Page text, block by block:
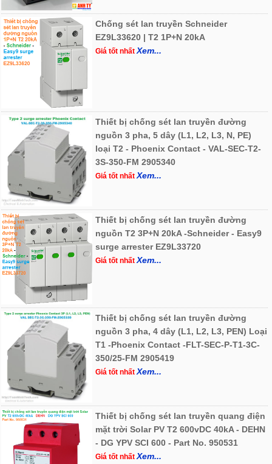
Chống sét lan truyền Schneider
EZ9L33620 | T2 1P+N 20kA
Giá tốt nhấtXem...
Thiết bị chống sét lan truyền đường
nguồn 3 pha, 5 dây (L1, L2, L3, N, PE)
loại T2 - Phoenix Contact - VAL-SEC-T2-
3S-350-FM 2905340
Giá tốt nhấtXem...
Thiết bị chống sét lan truyền đường
nguồn T2 3P+N 20kA -Schneider - Easy9
surge arrester EZ9L33720
Giá tốt nhấtXem...
Thiết bị chống sét lan truyền đường
nguồn 3 pha, 4 dây (L1, L2, L3, PEN) Loại
T1 -Phoenix Contact -FLT-SEC-P-T1-3C-
350/25-FM 2905419
Giá tốt nhấtXem...
Thiết bị chống sét lan truyền quang điện
mặt trời Solar PV T2 600vDC 40kA - DEHN
- DG YPV SCI 600 - Part No. 950531
Giá tốt nhấtXem...